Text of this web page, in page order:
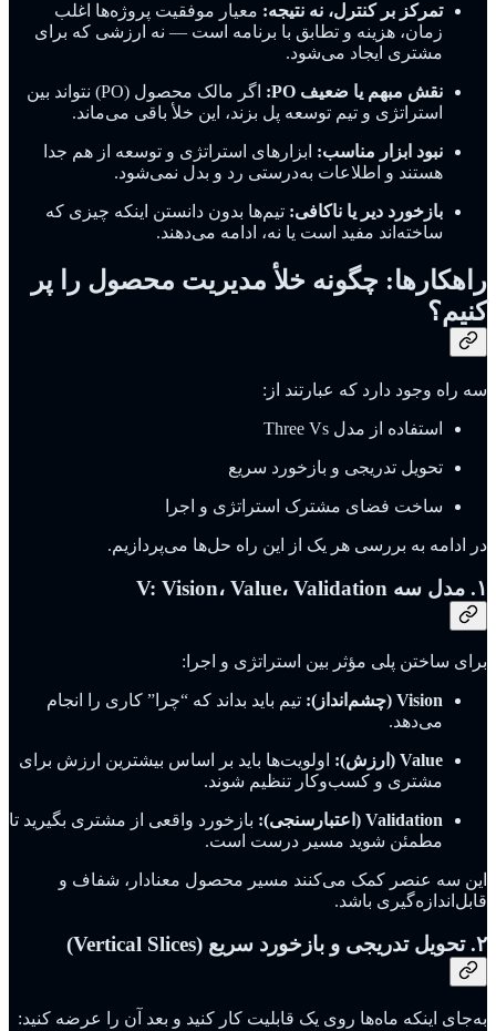
تمرکز بر کنترل، نه نتیجه: معیار موفقیت پروژه‌ها اغلب
زمان، هزینه و تطابق با برنامه است — نه ارزشی که برای
مشتری ایجاد می‌شود.
نقش مبهم یا ضعیف PO:
اگر مالک محصول (PO) نتواند بین
استراتژی و تیم توسعه پل بزند، این خلأ باقی می‌ماند.
نبود ابزار مناسب: ابزارهای استراتژی و توسعه از هم جدا
هستند و اطلاعات به‌درستی رد و بدل نمی‌شود.
بازخورد دیر یا ناکافی: تیم‌ها بدون دانستن اینکه چیزی که
ساخته‌اند مفید است یا نه، ادامه می‌دهند.
راهکارها: چگونه خلأ مدیریت محصول را پر
کنیم؟
سه راه وجود دارد که عبارتند از:
استفاده از مدل Three Vs
تحویل تدریجی و بازخورد سریع
ساخت فضای مشترک استراتژی و اجرا
در ادامه به بررسی هر یک از این راه حل‌ها می‌پردازیم.
۱. مدل سه V: Vision، Value، Validation
برای ساختن پلی مؤثر بین استراتژی و اجرا:
Vision (چشم‌انداز):
تیم باید بداند که “چرا” کاری را انجام
می‌دهد.
Value (ارزش):
اولویت‌ها باید بر اساس بیشترین ارزش برای
مشتری و کسب‌وکار تنظیم شوند.
Validation (اعتبارسنجی):
بازخورد واقعی از مشتری بگیرید تا
مطمئن شوید مسیر درست است.
این سه عنصر کمک می‌کنند مسیر محصول معنادار، شفاف و
قابل‌اندازه‌گیری باشد.
۲. تحویل تدریجی و بازخورد سریع (Vertical Slices)
به‌جای اینکه ماه‌ها روی یک قابلیت کار کنید و بعد آن را عرضه کنید: